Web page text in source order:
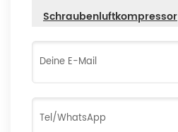
Schraubenluftkompressor